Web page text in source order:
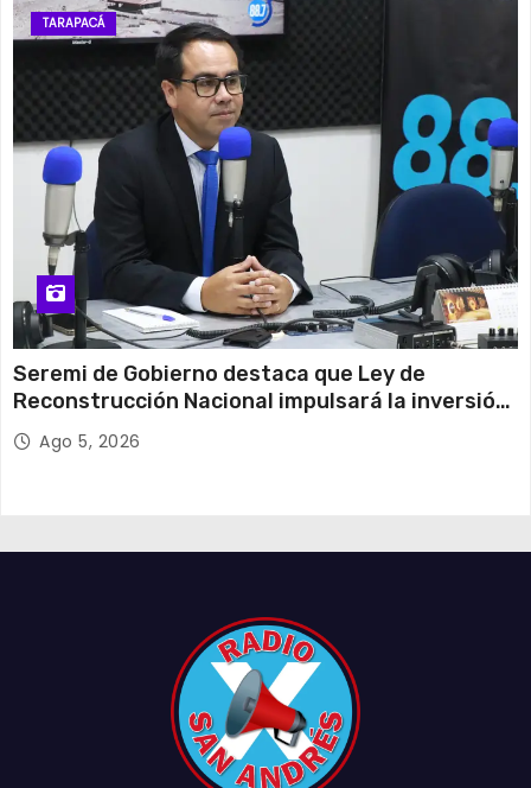
TARAPACÁ
Seremi de Gobierno destaca que Ley de
Reconstrucción Nacional impulsará la inversión
y el empleo en Tarapacá
Ago 5, 2026